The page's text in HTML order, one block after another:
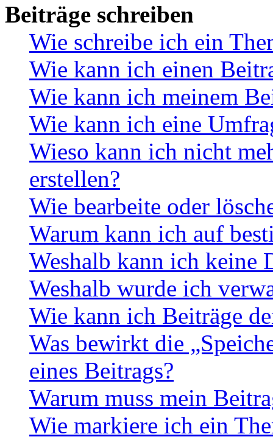
Beiträge schreiben
Wie schreibe ich ein
Wie kann ich einen
Wie kann ich meinem
Wie kann ich eine
Wieso kann ich nicht
erstellen?
Wie bearbeite oder
Warum kann ich auf
Weshalb kann ich keine
Weshalb wurde ich
Wie kann ich Beiträge
Was bewirkt die
eines Beitrags?
Warum muss mein
Wie markiere ich ein